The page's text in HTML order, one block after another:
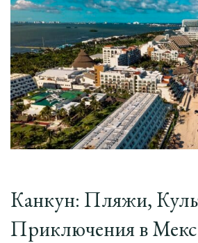
Канкун: Пляжи,
Приключения в